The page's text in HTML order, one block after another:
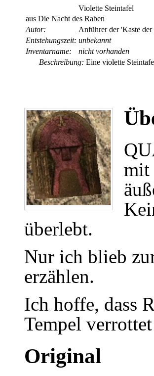
Violette Steintafel
aus Die Nacht des Raben
Autor:
Anführer der 'Kaste der
Entsteh­ungs­zeit: unbekannt
Inventar­name:
nicht vorhanden
Beschreibung: Eine violette
mit
überlebt.
Nur ich blieb
erzählen.
Ich hoffe, dass
Tempel
Original